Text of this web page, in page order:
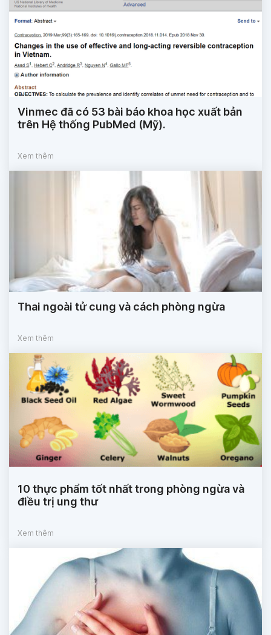
Vinmec đã có 53 bài báo khoa học xuất bản
trên Hệ thống PubMed (Mỹ).
Xem thêm
Thai ngoài tử cung và cách phòng ngừa
Xem thêm
10 thực phẩm tốt nhất trong phòng ngừa và
điều trị ung thư
Xem thêm